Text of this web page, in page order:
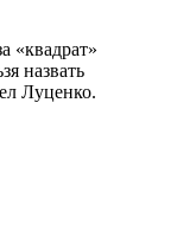
«квадрат»
назвать
Луценко.